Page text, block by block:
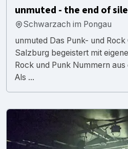
unmuted - the end of
Schwarzach im Pongau
unmuted Das Punk- und Rock
Salzburg begeistert mit
Rock und Punk Nummern
Als ...